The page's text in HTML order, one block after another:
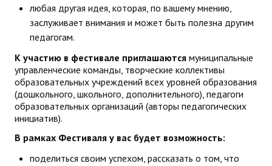
Повышение квалификации
КОНТАКТЫ
любая другая идея, которая, по вашему мнению,
заслуживает внимания и может быть полезна другим
педагогам.
К участию в фестивале приглашаются муниципальные
управленческие команды, творческие коллективы
образовательных учреждений всех уровней образования
(дошкольного, школьного, дополнительного), педагоги
образовательных организаций (авторы педагогических
инициатив).
В рамках Фестиваля у вас будет возможность:
поделиться своим успехом, рассказать о том, что